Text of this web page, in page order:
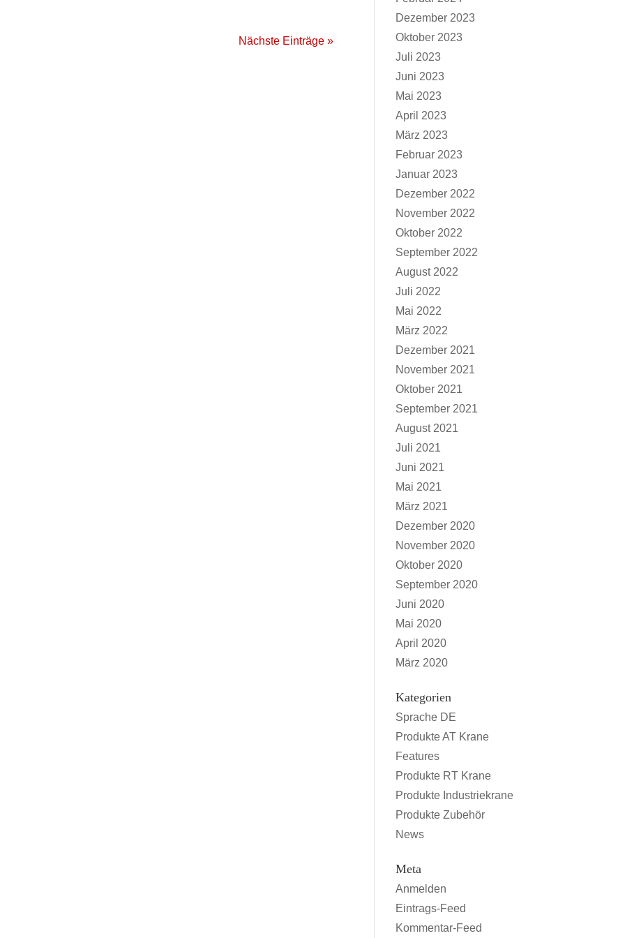
Nächste Einträge »
Dezember 2023
Oktober 2023
Juli 2023
Juni 2023
Mai 2023
April 2023
März 2023
Februar 2023
Januar 2023
Dezember 2022
November 2022
Oktober 2022
September 2022
August 2022
Juli 2022
Mai 2022
März 2022
Dezember 2021
November 2021
Oktober 2021
September 2021
August 2021
Juli 2021
Juni 2021
Mai 2021
März 2021
Dezember 2020
November 2020
Oktober 2020
September 2020
Juni 2020
Mai 2020
April 2020
März 2020
Kategorien
Sprache DE
Produkte AT Krane
Features
Produkte RT Krane
Produkte Industriekrane
Produkte Zubehör
News
Meta
Anmelden
Eintrags-Feed
Kommentar-Feed